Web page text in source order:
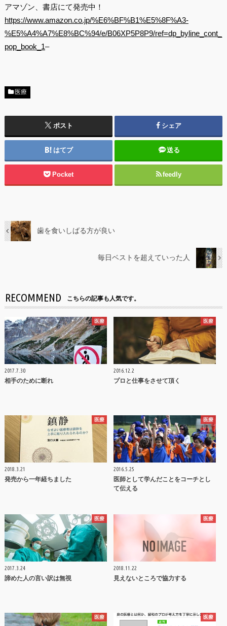
アマゾン、書店にて発売中！
https://www.amazon.co.jp/%E6%BF%B1%E5%8F%A3-
%E5%A4%A7%E8%BC%94/e/B06XP5P8P9/ref=dp_byline_cont_
pop_book_1–
医療
ポスト シェア
はてブ 送る
Pocket feedly
歯を食いしばる方が良い
毎日ベストを超えていった人
RECOMMEND こちらの記事も人気です。
医療
2017.7.30
相手のために断れ
医療
2016.12.2
プロと仕事をさせて頂く
医療
2018.3.21
発売から一年経ちました
医療
2016.5.25
医師として学んだことをコーチとし
て伝える
医療
2017.3.24
諦めた人の言い訳は無視
医療
2018.11.22
見えないところで協力する
医療 医療